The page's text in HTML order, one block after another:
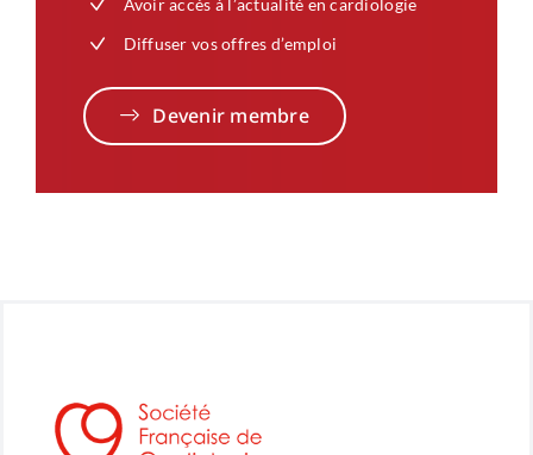
Diffuser vos offres d’emploi
Devenir membre